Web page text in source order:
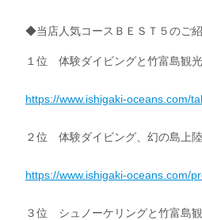
◆当店人気コースＢＥＳＴ５のご
１位 体験ダイビングと竹富島観
https://www.ishigaki-oceans.com/
２位 体験ダイビング、幻の島上
https://www.ishigaki-oceans.com/
３位 シュノーケリングと竹富島